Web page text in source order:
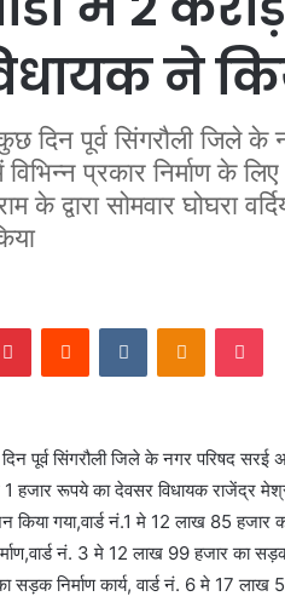
ने
दिन पूर्व सिंगरौली जिले के
विभिन्न प्रकार निर्माण के
के द्वारा सोमवार घोघरा
PinterestReddit VKontakte
पूर्व सिंगरौली जिले के नगर परिषद सरई
रूपये का देवसर विधायक राजेंद्र
किया गया,वार्ड नं.1 मे 12 लाख 85 हजार
नं. 3 मे 12 लाख 99 हजार का
सड़क निर्माण कार्य, वार्ड नं. 6 मे 17 लाख